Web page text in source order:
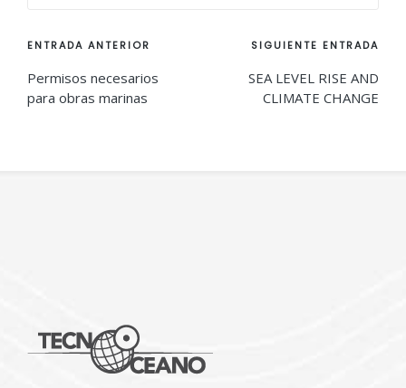
Navegación
de
entradas
ENTRADA ANTERIOR
Permisos necesarios
para obras marinas
SIGUIENTE ENTRADA
SEA LEVEL RISE AND
CLIMATE CHANGE